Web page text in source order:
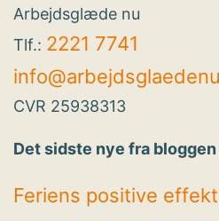
Arbejdsglæde nu
Tlf.: 2221 7741
CVR 25938313
Det sidste nye fra bloggen
Feriens positive